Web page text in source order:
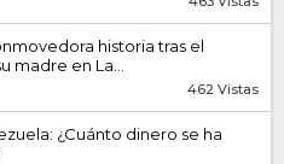
historia tras el
madre en La...
462 Vistas
¿Cuánto dinero se ha